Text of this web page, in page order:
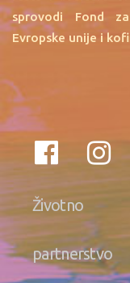
sprovodi Fond
Evropske unije i
Životno
partnerstvo